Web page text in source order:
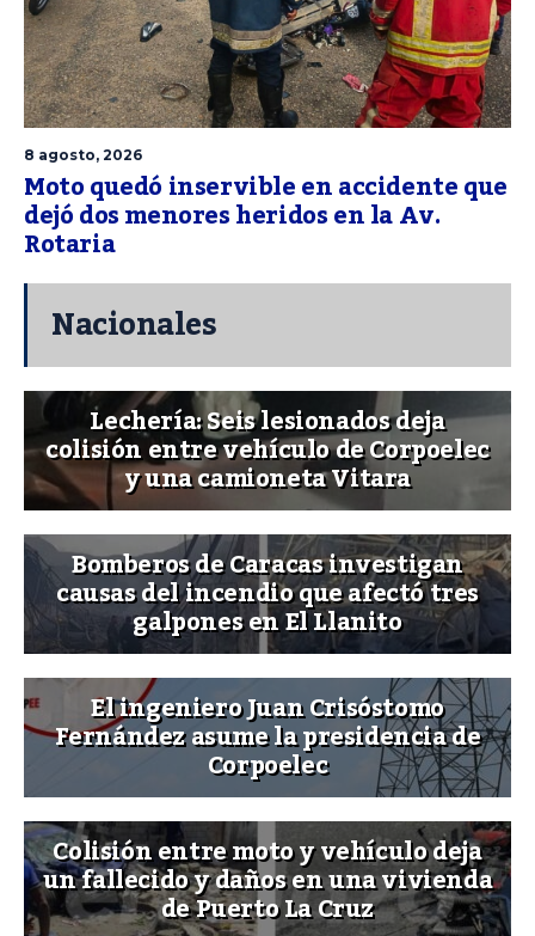
8 agosto, 2026
Moto quedó inservible en accidente que
dejó dos menores heridos en la Av.
Rotaria
Nacionales
Lechería: Seis lesionados deja
colisión entre vehículo de Corpoelec
y una camioneta Vitara
Bomberos de Caracas investigan
causas del incendio que afectó tres
galpones en El Llanito
El ingeniero Juan Crisóstomo
Fernández asume la presidencia de
Corpoelec
Colisión entre moto y vehículo deja
un fallecido y daños en una vivienda
de Puerto La Cruz